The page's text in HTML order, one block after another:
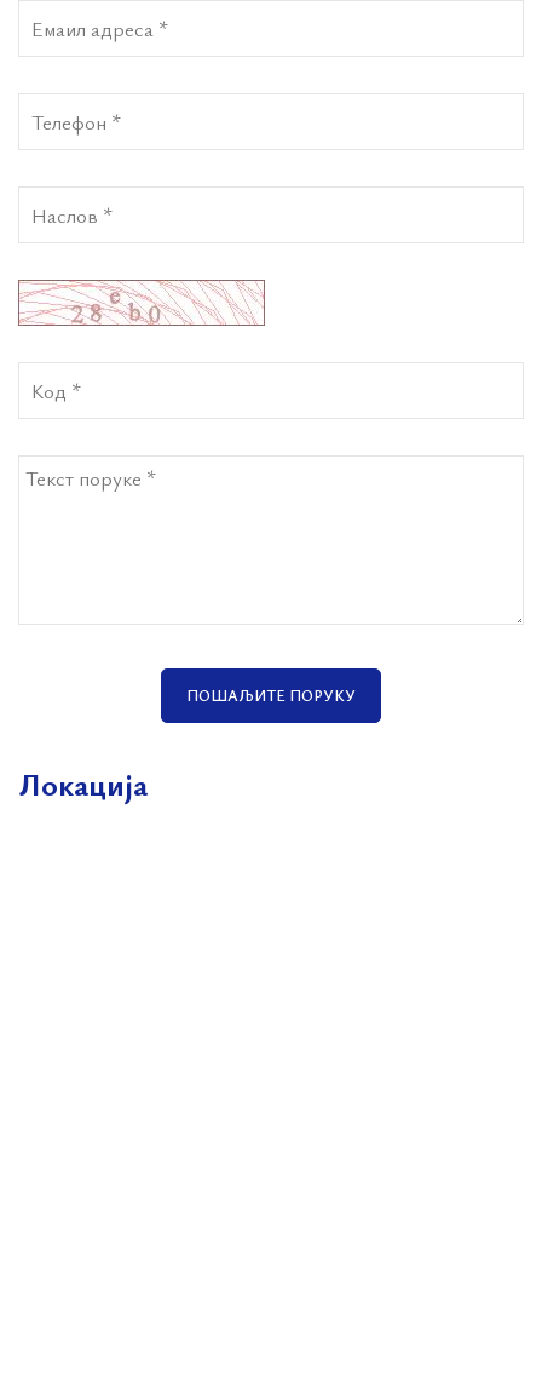
ПОШАЉИТЕ ПОРУКУ
Локација